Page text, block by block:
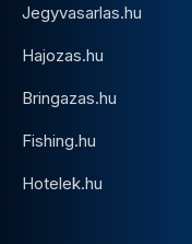
Jegyvasarlas.hu
Hajozas.hu
Bringazas.hu
Fishing.hu
Hotelek.hu